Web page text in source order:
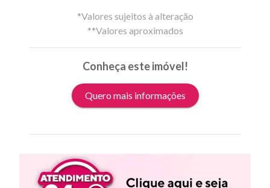
*Valores sujeitos à alteração
**Valores aproximados
Conheça este imóvel!
Quero mais informações